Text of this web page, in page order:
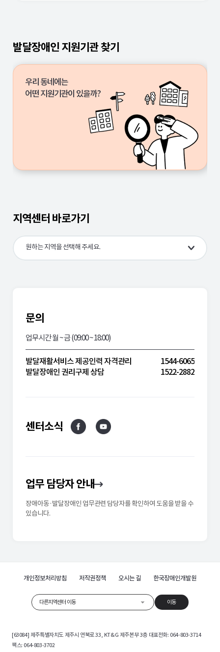
발달장애인 지원기관 찾기
우리 동네에는
어떤 지원기관이 있을까?
지역센터 바로가기
원하는 지역을 선택해 주세요.
부산
광주
대전
울산
경북
문의
업무시간 월 ~ 금 (09:00 ~ 18:00)
발달재활서비스 제공인력 자격관리
1544-6065
발달장애인 권리구제 상담
1522-2882
센터소식
업무 담당자 안내
장애아동·발달장애인 업무관련 담당자를 확인하여 도움을 받을 수
있습니다.
개인정보처리방침 저작권정책 오시는 길 한국장애인개발원
다른지역센터 이동 이동
[63084] 제주특별자치도 제주시 연북로 33, KT&G 제주본부 3층 대표전화: 064-803-3714
팩스: 064-803-3702